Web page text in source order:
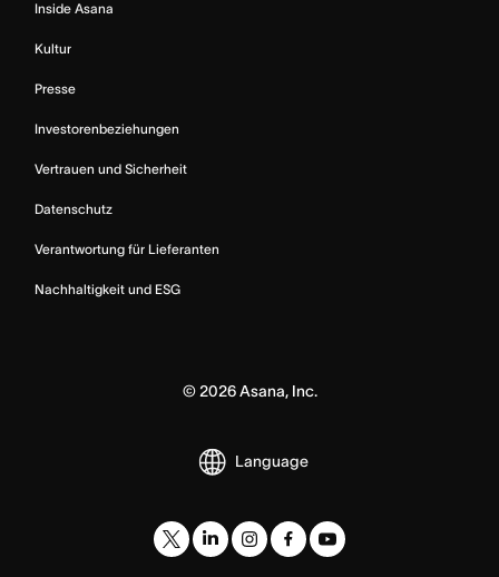
Inside Asana
Kultur
Presse
Investorenbeziehungen
Vertrauen und Sicherheit
Datenschutz
Verantwortung für Lieferanten
Nachhaltigkeit und ESG
©2026Asana, Inc.
Language